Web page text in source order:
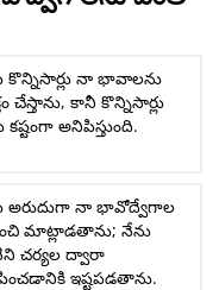
కొన్నిసార్లు నా భావాలను
చేస్తాను, కానీ కొన్నిసార్లు
కష్టంగా అనిపిస్తుంది.
అరుదుగా నా భావోద్వేగాల
మాట్లాడతాను; నేను
చర్యల ద్వారా
ఇష్టపడతాను.